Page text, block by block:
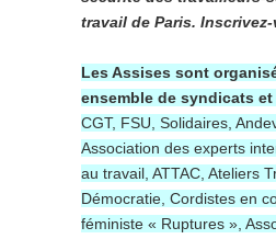
travail de Paris.
Les Assises sont
ensemble de syndicats
CGT, FSU, Solidaires,
Association des experts
au travail, ATTAC, Ateliers
Démocratie, Cordistes en
féministe « Ruptures »,